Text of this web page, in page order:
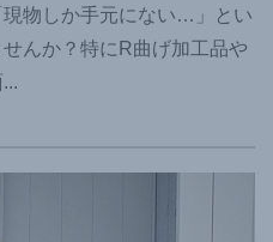
物しか手元にない…」とい
んか？特にR曲げ加工品や
...